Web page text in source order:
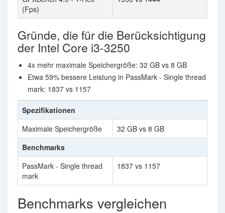
(Fps)
Gründe, die für die Berücksichtigung
der Intel Core i3-3250
4x mehr maximale Speichergröße: 32 GB vs 8 GB
Etwa 59% bessere Leistung in PassMark - Single thread
mark: 1837 vs 1157
Spezifikationen
Maximale Speichergröße
32 GB vs 8 GB
Benchmarks
PassMark - Single thread
mark
1837 vs 1157
Benchmarks vergleichen